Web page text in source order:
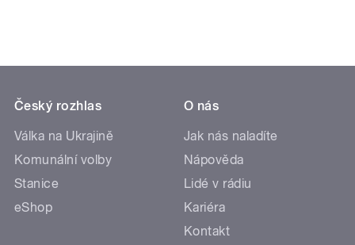
Český rozhlas
Válka na Ukrajině
Komunální volby
Stanice
eShop
O nás
Jak nás naladíte
Nápověda
Lidé v rádiu
Kariéra
Kontakt